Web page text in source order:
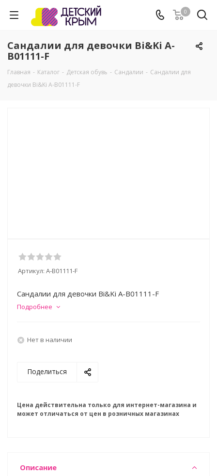
0
Сандалии для девочки Bi&Ki A-
B01111-F
Главная - Каталог - Детская обувь - Сандалии - Сандалии для
девочки Bi&Ki A-B01111-F
Артикул: A-B01111-F
Сандалии для девочки Bi&Ki A-B01111-F
Подробнее
Нет в наличии
Поделиться
Цена действительна только для интернет-магазина и
может отличаться от цен в розничных магазинах
Описание